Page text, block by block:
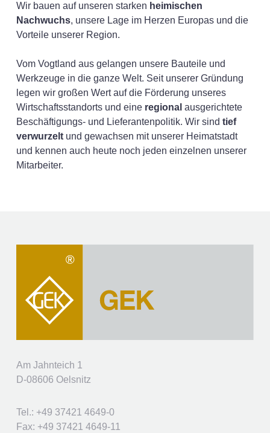
Wir bauen auf unseren starken heimischen
Nachwuchs, unsere Lage im Herzen Europas und die
Vorteile unserer Region.
Vom Vogtland aus gelangen unsere Bauteile und
Werkzeuge in die ganze Welt. Seit unserer Gründung
legen wir großen Wert auf die Förderung unseres
Wirtschaftsstandorts und eine regional ausgerichtete
Beschäftigungs- und Lieferantenpolitik. Wir sind tief
verwurzeltund gewachsen mit unserer Heimatstadt
und kennen auch heute noch jeden einzelnen unserer
Mitarbeiter.
Am Jahnteich 1
D-08606 Oelsnitz
Tel.: +49 37421 4649-0
Fax: +49 37421 4649-11